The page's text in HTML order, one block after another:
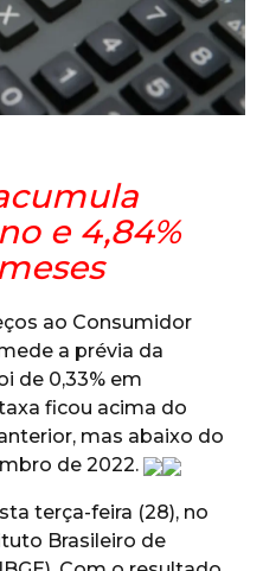
e 4,84%
ao Consumidor
a prévia da
de 0,33% em
ficou acima do
mas abaixo do
de 2022.
terça-feira (28), no
Brasileiro de